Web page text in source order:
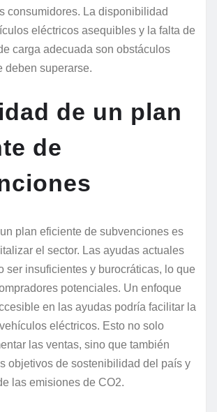
consumidores. La disponibilidad
eléctricos asequibles y la falta de
carga adecuada son obstáculos
deben superarse.
de un plan
de
plan eficiente de subvenciones es
el sector. Las ayudas actuales
ser insuficientes y burocráticas, lo que
potenciales. Un enfoque
en las ayudas podría facilitar la
eléctricos. Esto no solo
las ventas, sino que también
objetivos de sostenibilidad del país y
las emisiones de CO2.